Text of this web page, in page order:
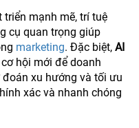
mạnh mẽ, trí tuệ
cụ quan trọng giúp
marketing. Đặc biệt, AI
hội mới để doanh
xu hướng và tối ưu
xác và nhanh chóng